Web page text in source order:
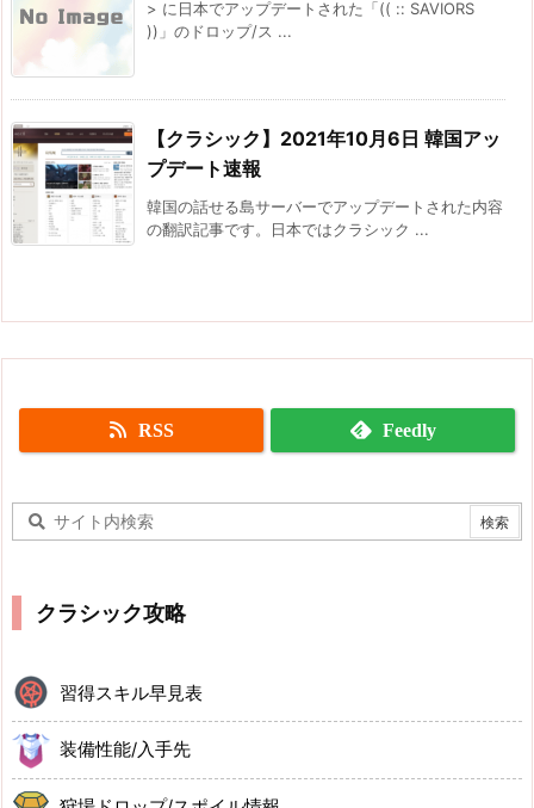
> に日本でアップデートされた「(( :: SAVIORS
))」のドロップ/ス ...
【クラシック】2021年10月6日 韓国アッ
プデート速報
韓国の話せる島サーバーでアップデートされた内容
の翻訳記事です。日本ではクラシック ...
RSS Feedly
クラシック攻略
習得スキル早見表
装備性能/入手先